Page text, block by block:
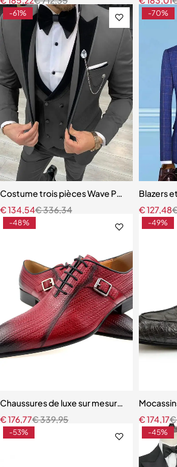
-61%
Costume trois pièces Wave Point pour
€336,34
€134,54
-70%
Blazers
€127,48
-48%
Chaussures de luxe sur mesure pour
€339,95
€176,77
-49%
€
€174,17
-53% -45%